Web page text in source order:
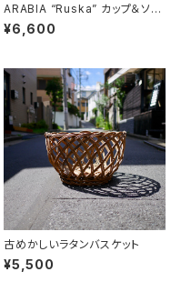
ARABIA “Ruska” カップ＆ソー
サー
¥6,600
古めかしいラタンバスケット
¥5,500